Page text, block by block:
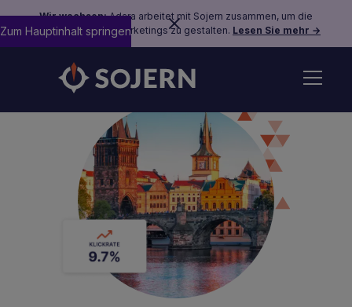
Wir wachsen:Adara arbeitet mit Sojern zusammen, um die
Zukunft des Reisemarketings zu gestalten. Lesen Sie mehr →
Zum Hauptinhalt springen